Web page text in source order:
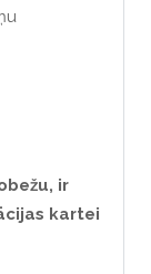
ir
kartei